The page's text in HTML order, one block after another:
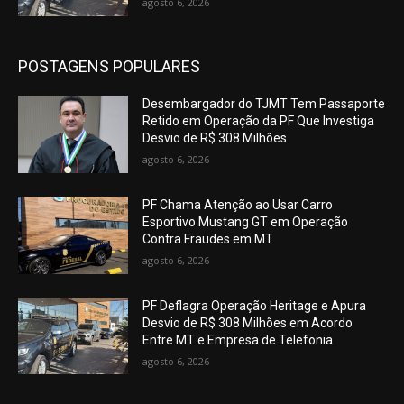
POSTAGENS POPULARES
Desembargador do TJMT Tem Passaporte
Retido em Operação da PF Que Investiga
Desvio de R$ 308 Milhões
agosto 6, 2026
PF Chama Atenção ao Usar Carro
Esportivo Mustang GT em Operação
Contra Fraudes em MT
agosto 6, 2026
PF Deflagra Operação Heritage e Apura
Desvio de R$ 308 Milhões em Acordo
Entre MT e Empresa de Telefonia
agosto 6, 2026